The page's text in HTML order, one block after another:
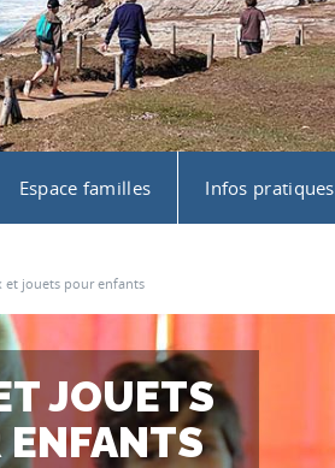
Espace familles Infos pratiques
et jouets pour enfants
JOUETS